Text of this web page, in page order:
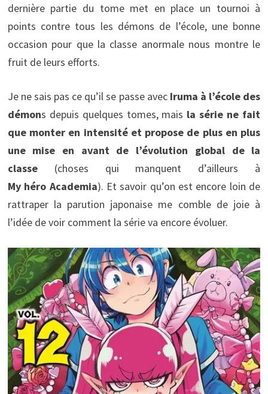
dernière partie du tome met en place un tournoi à
points contre tous les démons de l’école, une bonne
occasion pour que la classe anormale nous montre le
fruit de leurs efforts.
Je ne sais pas ce qu’il se passe avec Iruma à l’école des
démons depuis quelques tomes, mais la série ne fait
que monter en intensité et propose de plus en plus
une mise en avant de l’évolution global de la
classe(choses qui manquent d’ailleurs à
My héro Academia). Et savoir qu’on est encore loin de
rattraper la parution japonaise me comble de joie à
l’idée de voir comment la série va encore évoluer.